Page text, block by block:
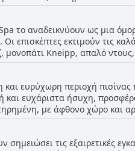
προσωπικού και την
Ο επαγγελματισμός και η
τη συνολική εμπειρία στο
το αναδεικνύουν ως μια
επισκέπτες εκτιμούν τις
μονοπάτι Kneipp, απαλό
το βρίσκουν ακόμα
και η περιοχή της πισίνας,
στο ξενοδοχείο.
είναι υπέροχος και ένα
ευρύχωρη περιοχή
ευχάριστα ήσυχη,
με άφθονο χώρο και
πισίνας είναι ξεχωριστά
να εγκαταλείπουν την
τις εξαιρετικές